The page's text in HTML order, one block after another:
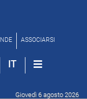
ASSOCIARSI
IT
Giovedì 6 agosto 2026